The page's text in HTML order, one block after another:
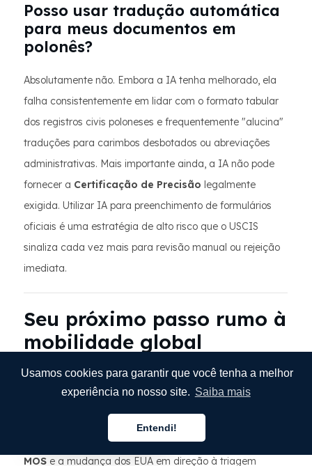
Usamos cookies para garantir que você tenha a melhor
experiência no nosso site. Saiba mais
Entendi!
Posso usar tradução automática
para meus documentos em
polonês?
Absolutamente não. Embora a IA tenha melhorado, ela
falha consistentemente em lidar com o formato tabular
dos registros civis poloneses e frequentemente "alucina"
traduções para carimbos desbotados ou abreviações
administrativas. Mais importante ainda, a IA não pode
fornecer a Certificação de Precisão legalmente
exigida. Utilizar IA para preenchimento de formulários
oficiais é uma estratégia de alto risco que o USCIS
sinaliza cada vez mais para revisão manual ou rejeição
imediata.
Seu próximo passo rumo à
mobilidade global
No cenário da imigração em 2026, seus documentos são
a única voz que você tem perante um juiz. Com a
transição da Polônia para o sistema de solicitação de
residência 100% digital por meio do portal eletrônico
MOS e a mudança dos EUA em direção à triagem
Português